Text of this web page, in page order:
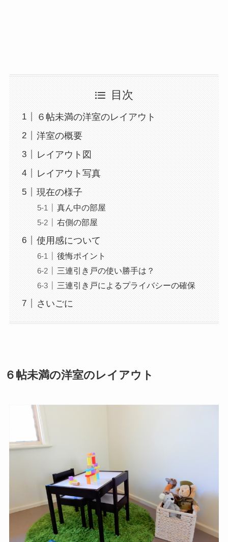
目次
６帖未満の洋室のレイアウト
洋室の概要
レイアウト図
レイアウト写真
現在の様子
真ん中の部屋
右側の部屋
使用感について
後悔ポイント
三連引き戸の使い勝手は？
三連引き戸によるプライバシーの確保
さいごに
６帖未満の洋室のレイアウト